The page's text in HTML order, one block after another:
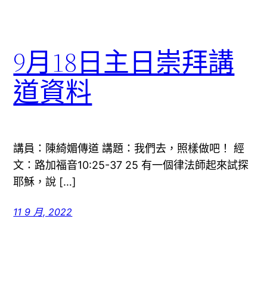
9月18日主日崇拜講
道資料
講員：陳綺媚傳道 講題：我們去，照樣做吧！ 經
文：路加福音10:25-37 25 有一個律法師起來試探
耶穌，說 […]
11 9 月, 2022